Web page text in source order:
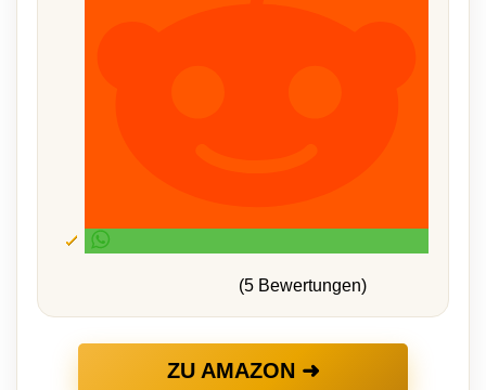
(5 Bewertungen)
ZU AMAZON ➜